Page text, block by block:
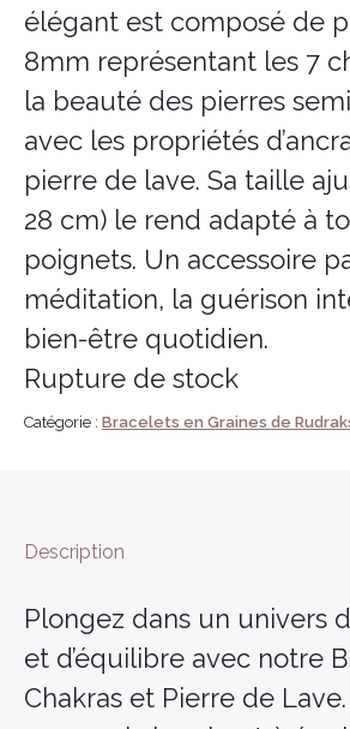
élégant est composé de
8mm représentant les 7
la beauté des pierres
avec les propriétés
pierre de lave. Sa taille
28 cm) le rend adapté à
poignets. Un accessoire
méditation, la guérison
bien-être quotidien.
Rupture de stock
Catégorie : Bracelets en Graines de
Description
Plongez dans un univers
et d’équilibre avec notre
Chakras et Pierre de